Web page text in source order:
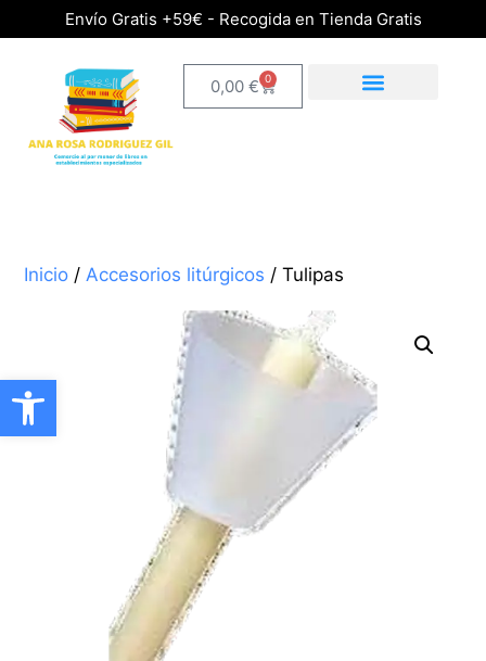
Abrir barra de herramientas
Envío Gratis +59€ - Recogida en Tienda Gratis
0,00 € 0
Inicio /Accesorios litúrgicos / Tulipas